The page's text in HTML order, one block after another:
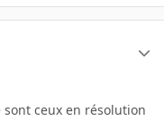
ceux en résolution